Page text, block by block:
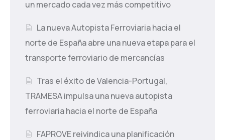
un mercado cada vez más competitivo
La nueva Autopista Ferroviaria hacia el
norte de España abre una nueva etapa para el
transporte ferroviario de mercancías
Tras el éxito de Valencia-Portugal,
TRAMESA impulsa una nueva autopista
ferroviaria hacia el norte de España
FAPROVE reivindica una planificación